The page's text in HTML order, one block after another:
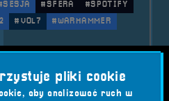
#SFERA
#SPOTIFY
#VOL7
#WARHAMMER
Pogaduchy #10
pliki cookie
aby analizować ruch w